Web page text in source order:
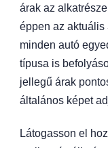
árak az
éppen az
minden autó
típusa is
jellegű árak
általános képet
Látogasson el